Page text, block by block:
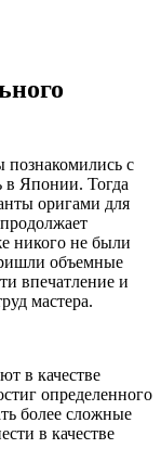
с
в Японии. Тогда
оригами для
никого не были
объемные
впечатление и
мастера.
в качестве
определенного
более сложные
в качестве